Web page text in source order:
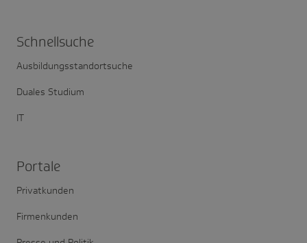
Schnell­suche
Ausbildungsstandortsuche
Duales Studium
IT
Portale
Privatkunden
Firmenkunden